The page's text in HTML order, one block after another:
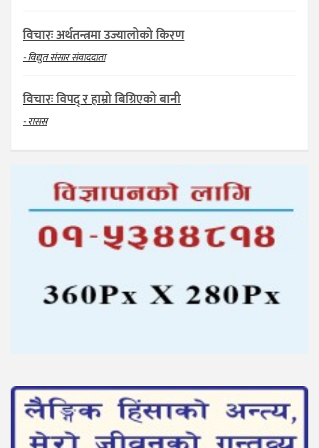
विचारः अर्थतन्त्रमा उज्यालोको किरण
- विद्युत संसार संवाददाता
विचारः विपद् र हाम्रो बिग्रिएको बानी
- रासस